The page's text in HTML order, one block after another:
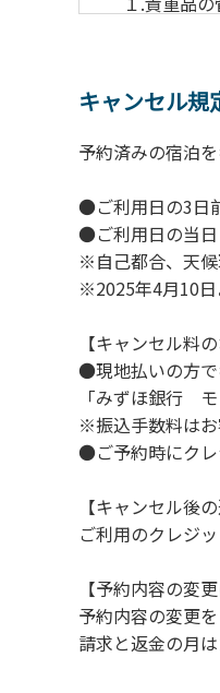
４.場内を
５.施設内は
６.コテージ
７.ゴミは
８.不可抗
９.施設内（
【コテージ
１.動物（
２.安全管
３.調度品
４.ご訪問
５.焚火お
６.周囲に
７.BBQ台
用ください
８.炭火の利
９.BBQ台
10.駐車場
キャンセル規
予約済みの宿泊
●ご利用日の3日
●ご利用日の当
※自己都合、天候
※2025年4月10日
【キャンセル料
●現地払いの方で
「みずほ銀行
※振込手数料はお
●ご予約時にクレ
【キャンセル後
ご利用のクレジ
【予約内容の変
予約内容の変更
請求と返金の月